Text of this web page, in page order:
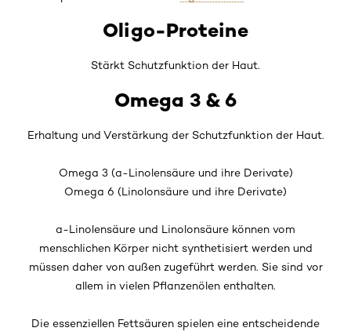
Oligo-Proteine
Stärkt Schutzfunktion der Haut.
Omega 3 & 6
Erhaltung und Verstärkung der Schutzfunktion der Haut.
Omega 3 (a-Linolensäure und ihre Derivate)
Omega 6 (Linolonsäure und ihre Derivate)
a-Linolensäure und Linolonsäure können vom
menschlichen Körper nicht synthetisiert werden und
müssen daher von außen zugeführt werden. Sie sind vor
allem in vielen Pflanzenölen enthalten.
Die essenziellen Fettsäuren spielen eine entscheidende